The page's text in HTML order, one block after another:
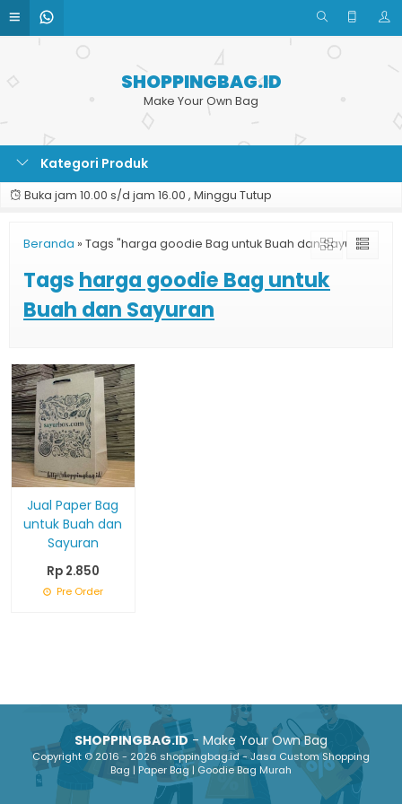
SHOPPINGBAG.ID
Make Your Own Bag
Kategori Produk
Buka jam 10.00 s/d jam 16.00 , Minggu Tutup
Beranda » Tags "harga goodie Bag untuk Buah dan Sayuran"
Tags harga goodie Bag untuk
Buah dan Sayuran
Jual Paper Bag
untuk Buah dan
Sayuran
Rp 2.850
Pre Order
SHOPPINGBAG.ID- Make Your Own Bag
Copyright © 2016 - 2026 shoppingbag.id - Jasa Custom Shopping
Bag | Paper Bag | Goodie Bag Murah